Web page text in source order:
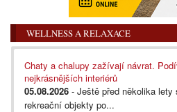
WELLNESS A RELAXACE
Chaty a chalupy zažívají návrat.
nejkrásnějších interiérů
05.08.2026 - Ještě před několika
rekreační objekty po...